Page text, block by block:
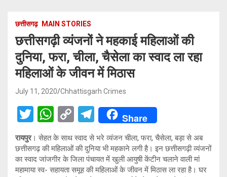
छत्तीसगढ़ MAIN STORIES
छत्तीसगढ़ी व्यंजनों ने महकाई महिलाओं की
दुनिया, फरा, चीला, चैसेला का स्वाद ला रहा
महिलाओं के जीवन में मिठास
July 11, 2020 Chhattisgarh Crimes
T
wi
tt
er
W
h
at
s
C
o
py
Li
T
el
e
gr
Share
रायपुर। सेहत के साथ स्वाद से भरे व्यंजन चीला, फरा, चैसेला, बड़ा से अब
छत्तीसगढ़ की महिलाओं की दुनिया भी महकाने लगी है। इन छत्तीसगढ़ी व्यंजनों
का स्वाद जांजगीर के जिला पंचायत में खुली आयुषी केंटीन चलाने वाली मां
महामाया स्व- सहायता समूह की महिलाओं के जीवन में मिठास ला रहा है। घर